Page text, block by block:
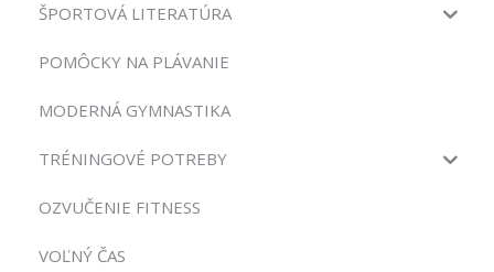
ŠPORTOVÁ LITERATÚRA
POMÔCKY NA PLÁVANIE
MODERNÁ GYMNASTIKA
TRÉNINGOVÉ POTREBY
OZVUČENIE FITNESS
VOĽNÝ ČAS